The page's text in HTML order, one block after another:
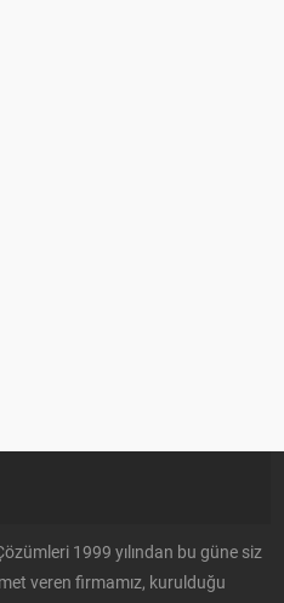
1999 yılından bu güne siz
veren firmamız, kurulduğu